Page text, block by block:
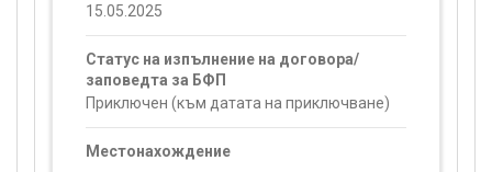
15.05.2025
Статус на изпълнение на договора/
заповедта за БФП
Приключен (към датата на приключване)
Местонахождение